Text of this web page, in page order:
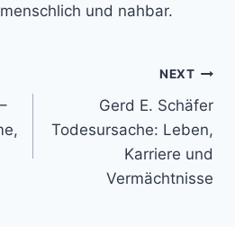
und nahbar.
NEXT
Gerd E. Schäfer
Todesursache: Leben,
Karriere und
Vermächtnisse